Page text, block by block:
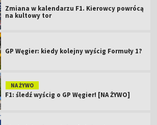
Zmiana w kalendarzu F1. Kierowcy powrócą
na kultowy tor
GP Węgier: kiedy kolejny wyścig Formuły 1?
NA ŻYWO
F1: śledź wyścig o GP Węgier! [NA ŻYWO]